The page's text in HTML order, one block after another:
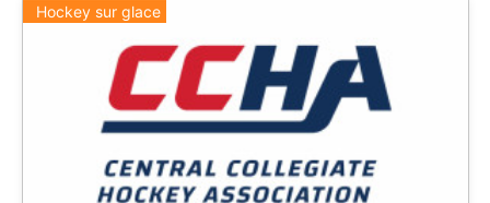
Hockey sur glace